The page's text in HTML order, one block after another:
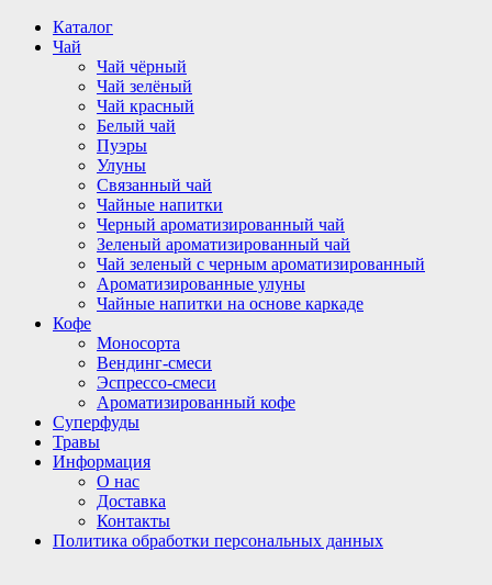
Перейти
содержимому
Каталог
Чай
Чай чёрный
Чай зелёный
Чай красный
Белый чай
Пуэры
Улуны
Связанный чай
Чайные напитки
Черный ароматизированный чай
Зеленый ароматизированный чай
Чай зеленый с черным ароматизированный
Ароматизированные улуны
Чайные напитки на основе каркаде
Кофе
Моносорта
Вендинг-смеси
Эспрессо-смеси
Ароматизированный кофе
Суперфуды
Травы
Информация
О нас
Доставка
Контакты
Политика обработки персональных данных